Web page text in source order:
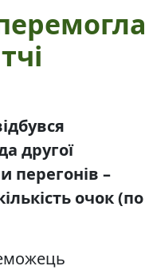
другої
перегонів –
очок (по